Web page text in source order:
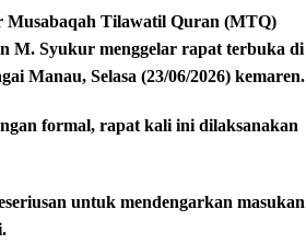
Tilawatil Quran (MTQ)
M. Syukur menggelar rapat terbuka di
Manau, Selasa (23/06/2026) kemaren.
formal, rapat kali ini dilaksanakan
untuk mendengarkan masukan